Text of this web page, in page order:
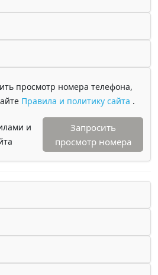
просмотр номера телефона,
Правила и политику сайта .
и
Запросить
просмотр номера